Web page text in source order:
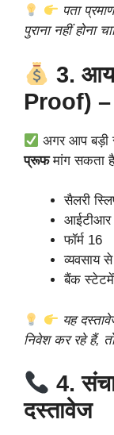
पता
पुराना नहीं होना
3. आय
Proof) –
अगर आप बड़ी
प्रूफमांग सकता
सैलरी
आईटीआर
फॉर्म 16
व्यवसाय
बैंक
यह
निवेश कर रहे हैं,
4.
दस्तावेज